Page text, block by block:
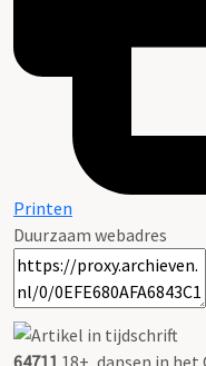
Printen
Duurzaam webadres
64711 18+, dansen in het